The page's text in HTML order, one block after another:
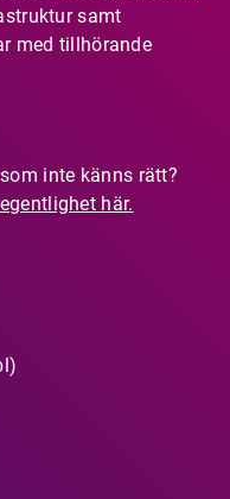
samt
med tillhörande
inte känns rätt?
här.